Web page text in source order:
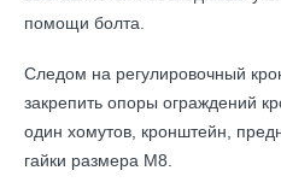
помощи болта.
Следом на регулировочный
закрепить опоры ограждений
один хомутов, кронштейн,
гайки размера М8.